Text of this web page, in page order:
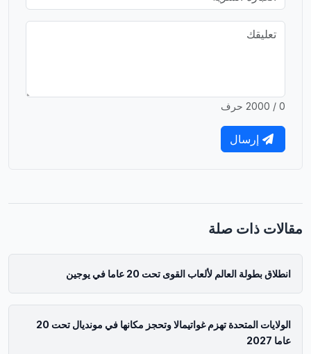
0 / 2000 حرف
إرسال
مقالات ذات صلة
انطلاق بطولة العالم لألعاب القوى تحت 20 عاما في يوجين
الولايات المتحدة تهزم غواتيمالا وتحجز مكانها في مونديال تحت 20
عاما 2027